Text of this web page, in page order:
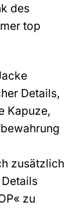
des
top
Details,
Kapuze,
zusätzlich
zu